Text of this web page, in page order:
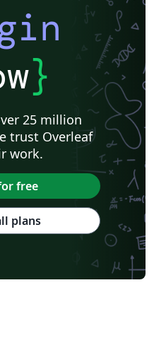
}
25 million
trust Overleaf
work.
free
plans